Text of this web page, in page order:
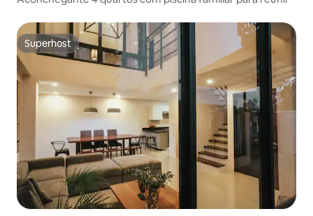
Superhost
Superhost